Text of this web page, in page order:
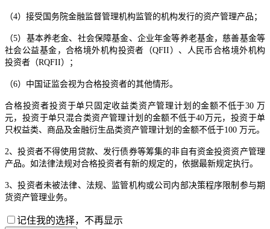
（4）接受国务院金融监督管理机构监管的机构发行的资产管理产品；
（5）基本养老金、社会保障基金、企业年金等养老基金，慈善基金等
社会公益基金，合格境外机构投资者（QFII）、人民币合格境外机构
投资者（RQFII）；
（6）中国证监会视为合格投资者的其他情形。
合格投资者投资于单只固定收益类资产管理计划的金额不低于30 万
元，投资于单只混合类资产管理计划的金额不低于40万元，投资于单
只权益类、商品及金融衍生品类资产管理计划的金额不低于100 万元。
2、投资者不得使用贷款、发行债券等筹集的非自有资金投资资产管理
产品。如法律法规对合格投资者有新的规定的，依据最新规定执行。
3、投资者未被法律、法规、监管机构或公司内部决策程序限制参与期
货资产管理业务。
记住我的选择，不再显示